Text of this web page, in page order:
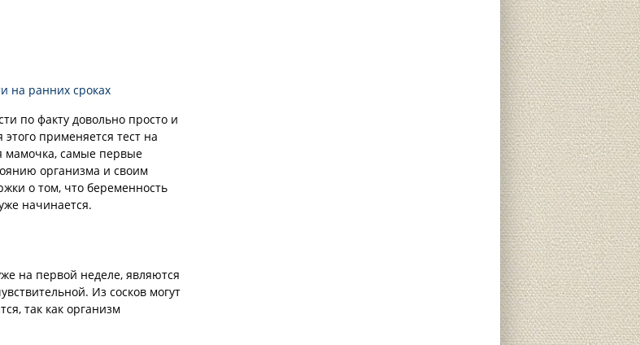
на ранних сроках
по факту довольно просто и
применяется тест на
мамочка, самые первые
организма и своим
о том, что беременность
начинается.
на первой неделе, являются
Из сосков могут
так как организм